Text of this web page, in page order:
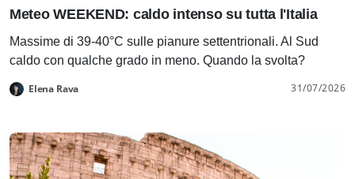
Meteo WEEKEND: caldo intenso su tutta l'Italia
Massime di 39-40°C sulle pianure settentrionali. Al Sud
caldo con qualche grado in meno. Quando la svolta?
Elena Rava 31/07/2026